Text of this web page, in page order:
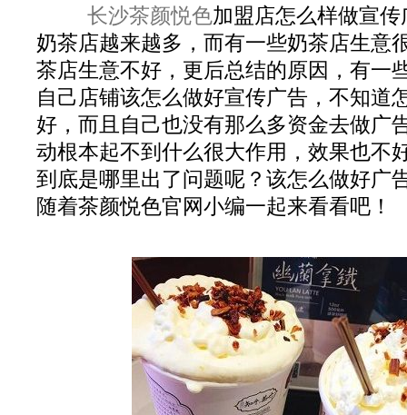
长沙茶颜悦色加盟店怎么样做宣
奶茶店越来越多，而有一些奶茶店生意
茶店生意不好，更后总结的原因，有一
自己店铺该怎么做好宣传广告，不知道
好，而且自己也没有那么多资金去做广
动根本起不到什么很大作用，效果也不
到底是哪里出了问题呢？该怎么做好广
随着茶颜悦色官网小编一起来看看吧！